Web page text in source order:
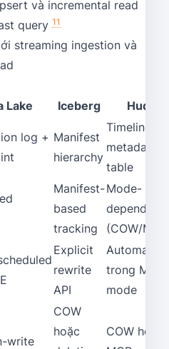
và incremental read
query 11
streaming ingestion và
Lake Iceberg Hudi
log + Manifest
hierarchy
Timeline +
metadata
table
Manifest-
based
tracking
Mode-
dependent
(COW/
Explicit
rewrite
API
Automatic
trong MOR
mode
write
COW
hoặc
COW hoặc